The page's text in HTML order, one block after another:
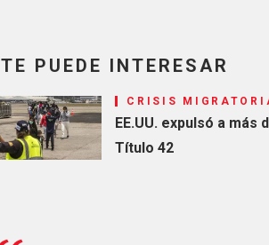
TE PUEDE INTERESAR
CRISIS
EE.UU. expulsó a más
Título 42